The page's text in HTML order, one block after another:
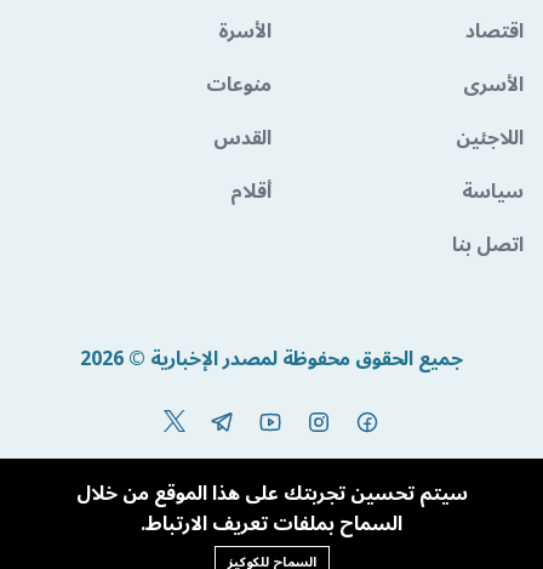
اقتصاد
الأسرة
الأسرى
منوعات
اللاجئين
القدس
سياسة
أقلام
اتصل بنا
جميع الحقوق محفوظة لمصدر الإخبارية © 2026
Powered By BandoraCMS
سيتم تحسين تجربتك على هذا الموقع من خلال
السماح بملفات تعريف الارتباط.
السماح للكوكيز